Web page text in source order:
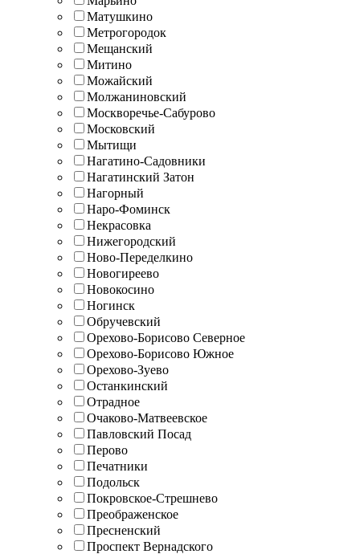
Матушкино
Метрогородок
Мещанский
Митино
Можайский
Молжаниновский
Москворечье-Сабурово
Московский
Мытищи
Нагатино-Садовники
Нагатинский Затон
Нагорный
Наро-Фоминск
Некрасовка
Нижегородский
Ново-Переделкино
Новогиреево
Новокосино
Ногинск
Обручевский
Орехово-Борисово Северное
Орехово-Борисово Южное
Орехово-Зуево
Останкинский
Отрадное
Очаково-Матвеевское
Павловский Посад
Перово
Печатники
Подольск
Покровское-Стрешнево
Преображенское
Пресненский
Проспект Вернадского